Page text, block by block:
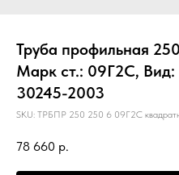
Труба профильная
Марк ст.: 09Г2С,
30245-2003
SKU: ТРБПР 250 250 6 09Г2С
78 660 р.